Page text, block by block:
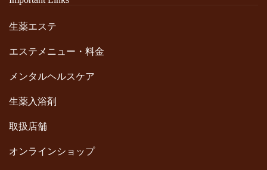
生薬エステ
エステメニュー・料金
メンタルヘルスケア
生薬入浴剤
取扱店舗
オンラインショップ